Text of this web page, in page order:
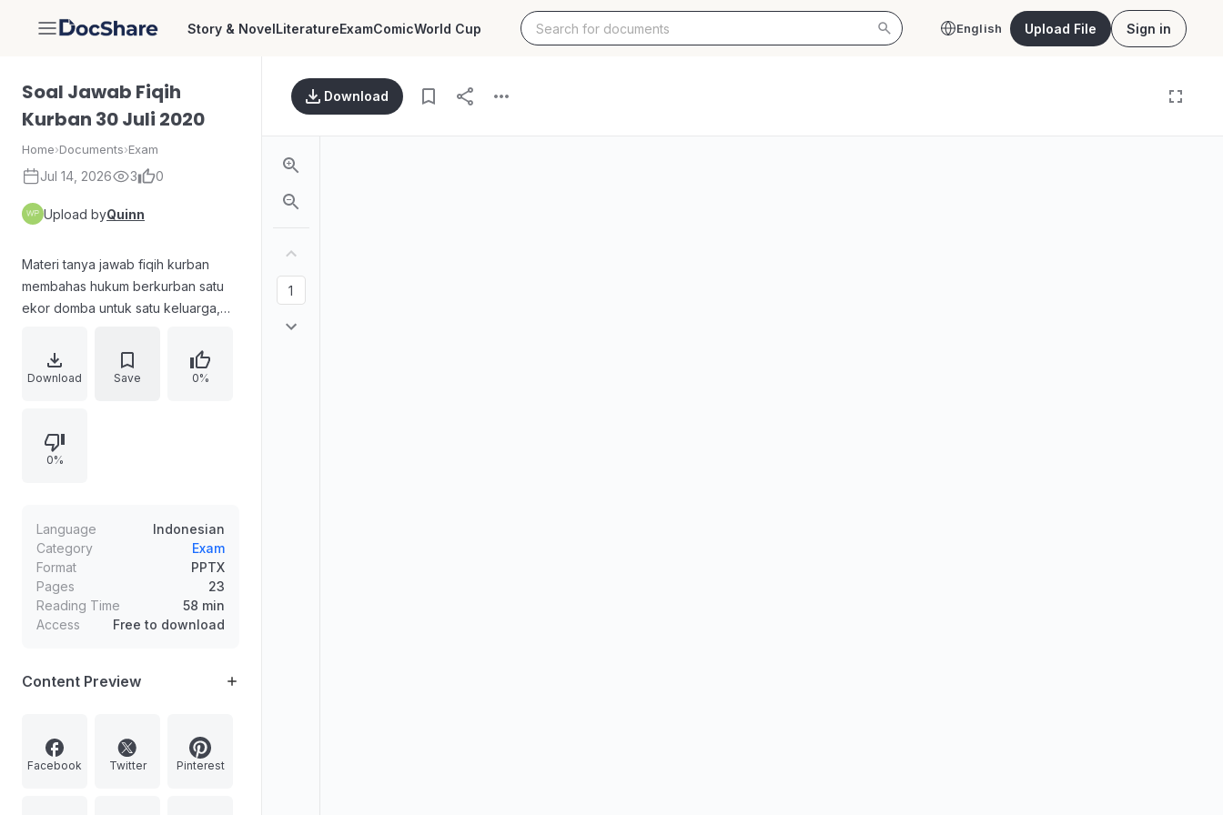
DocShare Story & NovelLiteratureExamComicWorld Cup English Upload File Sign in
Soal Jawab Fiqih
Kurban 30 Juli 2020
Home›Documents›Exam
Jul 14, 2026 3 0
Upload byQuinn
Materi tanya jawab fiqih kurban
membahas hukum berkurban satu
ekor domba untuk satu keluarga,
menyembelih atas nama keluarga
(yang dinilai boleh dan mencukupi
satu ekor domba (dinilai tidak boleh
dan tidak mencukupi karena tidak
Download Save 0%
0%
Language
Indonesian
Category
Exam
Format
PPTX
Pages
23
Reading Time
58 min
Access
Free to download
Content Preview
Facebook Twitter Pinterest
Download